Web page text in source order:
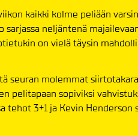
kaikki kolme peliään
neljäntenä
on vielä täysin
seuran molemmat
pelitapaan sopiviksi
tehot 3+1 ja Kevin Henderson